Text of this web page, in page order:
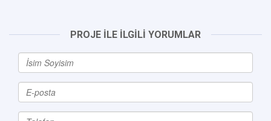
PROJE İLE İLGİLİ YORUMLAR